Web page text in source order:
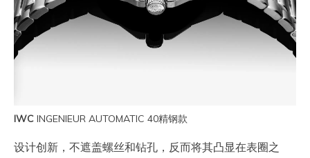
IWC INGENIEUR AUTOMATIC 40精钢款
设计创新，不遮盖螺丝和钻孔，反而将其凸显在表圈之